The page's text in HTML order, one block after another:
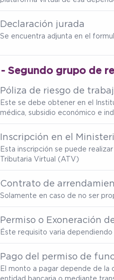
Declaración jurada
Se encuentra adjunta en el
Segundo grupo de
Póliza de riesgo de
Este se debe obtener en el
médica, subsidio económico e
Inscripción en el
Esta inscripción se puede
Tributaria Virtual (ATV)
Contrato de
Solamente en caso de no ser
Permiso o Exoneración
Éste requisito varia
Pago del permiso de
El monto a pagar depende de la